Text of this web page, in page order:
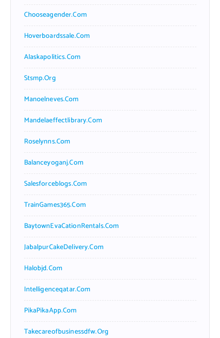
Chooseagender.com
Hoverboardssale.com
Alaskapolitics.com
Stsmp.org
Manoelneves.com
Mandelaeffectlibrary.com
Roselynns.com
Balanceyoganj.com
Salesforceblogs.com
TrainGames365.com
BaytownEvaCationRentals.com
JabalpurCakeDelivery.com
Halobjd.com
Intelligenceqatar.com
PikaPikaApp.com
Takecareofbusinessdfw.org